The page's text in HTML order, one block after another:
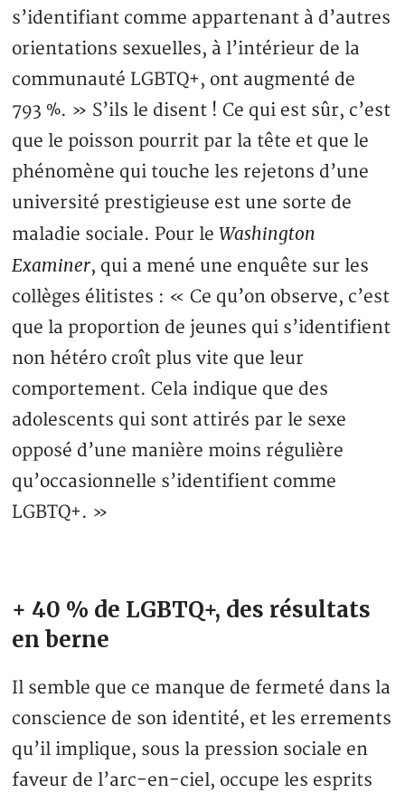
s’identifiant comme appartenant à d’autres
orientations sexuelles, à l’intérieur de la
communauté LGBTQ+, ont augmenté de
793 %. » S’ils le disent ! Ce qui est sûr, c’est
que le poisson pourrit par la tête et que le
phénomène qui touche les rejetons d’une
université prestigieuse est une sorte de
maladie sociale. Pour leWashington
Examiner, qui a mené une enquête sur les
collèges élitistes : « Ce qu’on observe, c’est
que la proportion de jeunes qui s’identifient
non hétéro croît plus vite que leur
comportement. Cela indique que des
adolescents qui sont attirés par le sexe
opposé d’une manière moins régulière
qu’occasionnelle s’identifient comme
LGBTQ+. »
+ 40 % de LGBTQ+, des résultats
en berne
Il semble que ce manque de fermeté dans la
conscience de son identité, et les errements
qu’il implique, sous la pression sociale en
faveur de l’arc-en-ciel, occupe les esprits